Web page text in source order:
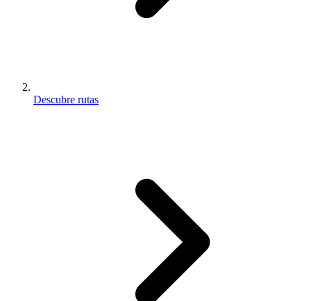
Descubre rutas